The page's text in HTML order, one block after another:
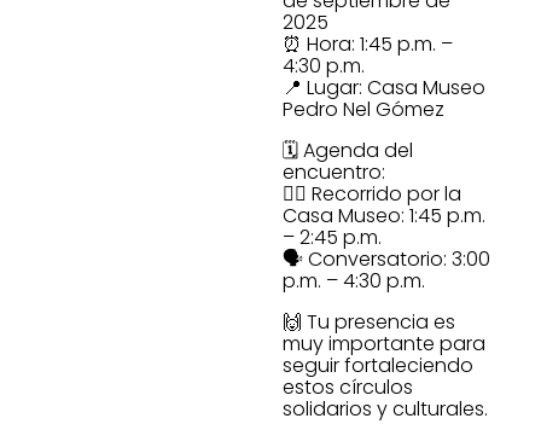
2025
⏰ Hora: 1:45 p.m. –
4:30 p.m.
📍 Lugar: Casa Museo
Pedro Nel Gómez
🗓️ Agenda del
encuentro:
🚶‍♀️ Recorrido por la
Casa Museo: 1:45 p.m.
– 2:45 p.m.
🗣️ Conversatorio: 3:00
p.m. – 4:30 p.m.
🙌 Tu presencia es
muy importante para
seguir fortaleciendo
estos círculos
solidarios y culturales.